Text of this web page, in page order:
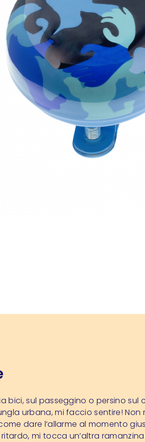
bici, sul passeggino o persino sul
urbana, mi faccio sentire! Non
dare l’allarme al momento
mi tocca un’altra